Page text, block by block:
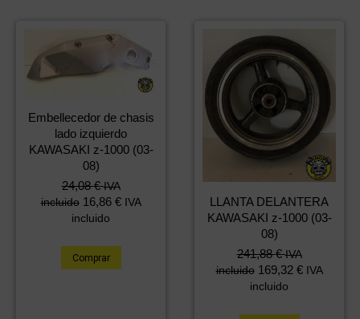
Embellecedor de chasis
lado izquierdo
KAWASAKI z-1000 (03-
08)
24,08€ IVA
incluido 16,86 € IVA
incluido
Comprar
LLANTA DELANTERA
KAWASAKI z-1000 (03-
08)
241,88€ IVA
incluido 169,32 € IVA
incluido